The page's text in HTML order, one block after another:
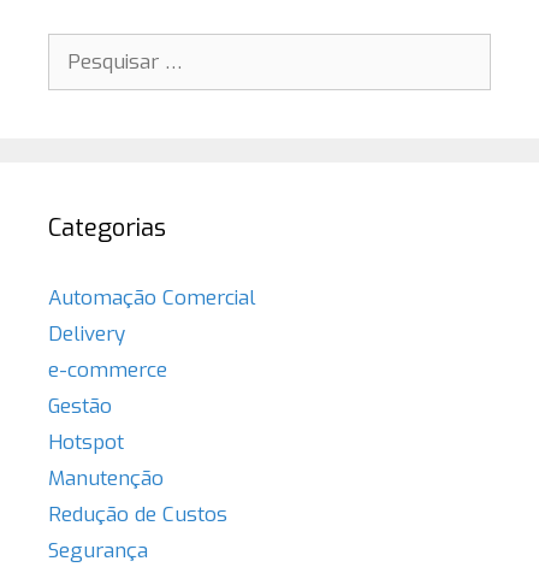
Pesquisar
por:
Categorias
Automação Comercial
Delivery
e-commerce
Gestão
Hotspot
Manutenção
Redução de Custos
Segurança